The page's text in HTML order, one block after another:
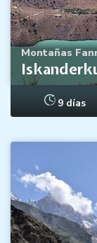
Montañas
9 días
Cultura
Homestays